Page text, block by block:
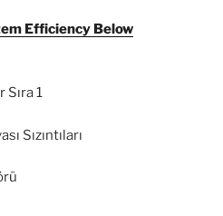
Efficiency Below
1
Sızıntıları